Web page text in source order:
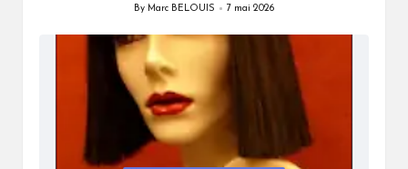
Posted
By Marc BELOUIS 7 mai 2026